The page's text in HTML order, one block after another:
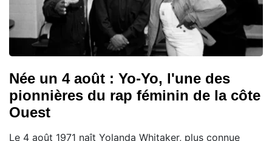
Née un 4 août : Yo-Yo, l'une des
pionnières du rap féminin de la côte
Ouest
Le 4 août 1971 naît Yolanda Whitaker, plus connue